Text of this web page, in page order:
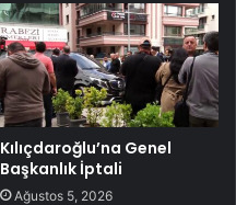
Kılıçdaroğlu’na Genel
Başkanlık İptali
Ağustos 5, 2026